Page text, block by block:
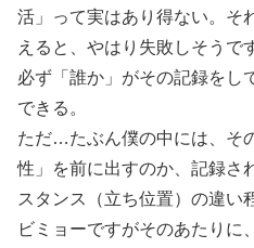
活」って実はあり得ない。そ
えると、やはり失敗しそうで
必ず「誰か」がその記録を
できる。
ただ…たぶん僕の中には、そ
性」を前に出すのか、記録
スタンス（立ち位置）の違い
ビミョーですがそのあたりに